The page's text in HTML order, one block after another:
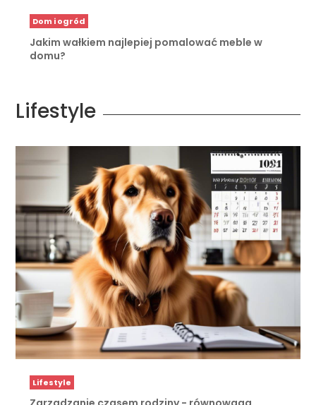
Dom i ogród
Jakim wałkiem najlepiej pomalować meble w
domu?
Lifestyle
Lifestyle